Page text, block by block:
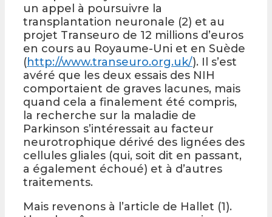
un appel à poursuivre la
transplantation neuronale (2) et au
projet Transeuro de 12 millions d’euros
en cours au Royaume-Uni et en Suède
(http://www.transeuro.org.uk/). Il s’est
avéré que les deux essais des NIH
comportaient de graves lacunes, mais
quand cela a finalement été compris,
la recherche sur la maladie de
Parkinson s’intéressait au facteur
neurotrophique dérivé des lignées des
cellules gliales (qui, soit dit en passant,
a également échoué) et à d’autres
traitements.
Mais revenons à l’article de Hallet (1).